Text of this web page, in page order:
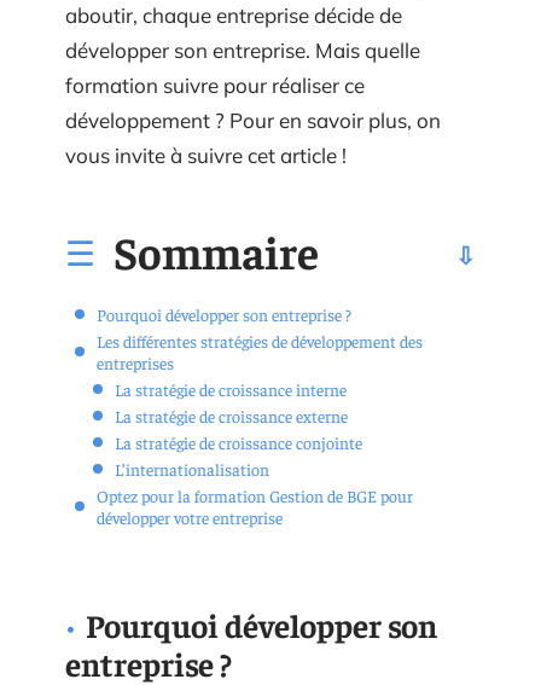
aboutir, chaque entreprise décide de
développer son entreprise. Mais quelle
formation suivre pour réaliser ce
développement ? Pour en savoir plus, on
vous invite à suivre cet article !
Sommaire
Pourquoi développer son entreprise ?
Les différentes stratégies de développement des
entreprises
La stratégie de croissance interne
La stratégie de croissance externe
La stratégie de croissance conjointe
L’internationalisation
Optez pour la formation Gestion de BGE pour
développer votre entreprise
Pourquoi développer son
entreprise ?